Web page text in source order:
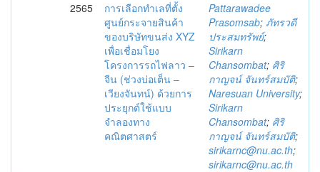
2565
การเลือกทำเลที่ตั้ง
ศูนย์กระจายสินค้า
ของบริษัทขนส่ง XYZ
เพื่อเชื่อมโยง
โครงการรถไฟลาว –
จีน (ช่วงบ่อเต็น –
เวียงจันทน์) ด้วยการ
ประยุกต์ใช้แบบ
จำลองทาง
คณิตศาสตร์
Pattarawadee
Prasomsab; ภัทรวดี
ประสมทรัพย์;
Sirikarn
Chansombat; ศิริ
กาญจน์ จันทร์สมบัติ;
Naresuan University;
Sirikarn
Chansombat; ศิริ
กาญจน์ จันทร์สมบัติ;
sirikarnc@nu.ac.th;
sirikarnc@nu.ac.th